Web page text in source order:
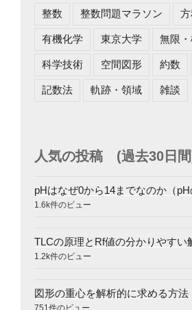
整数 整数問題マラソン
有機化学 東京大学 無限
科学技術 空間図形 約数
記数法 軌跡・領域 雑談
人気の投稿 (過去30日
pHはなぜ0から14までなのか（pH
1.6k件のビュー
TLCの原理とRf値の分かりやすい
1.2k件のビュー
図形の重心を解析的に求める方法
751件のビュー